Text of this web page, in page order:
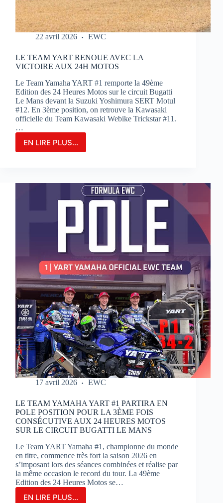
22 avril 2026 EWC
LE TEAM YART RENOUE AVEC LA
VICTOIRE AUX 24H MOTOS
Le Team Yamaha YART #1 remporte la 49ème
Edition des 24 Heures Motos sur le circuit Bugatti
Le Mans devant la Suzuki Yoshimura SERT Motul
#12. En 3ème position, on retrouve la Kawasaki
officielle du Team Kawasaki Webike Trickstar #11.
…
EN LIRE PLUS...
LE
AVEC
VICTOIRE
MOTOS
17 avril 2026 EWC
LE TEAM YAMAHA YART #1 PARTIRA EN
POLE POSITION POUR LA 3ÈME FOIS
CONSÉCUTIVE AUX 24 HEURES MOTOS
SUR LE CIRCUIT BUGATTI LE MANS
Le Team YART Yamaha #1, championne du monde
en titre, commence très fort la saison 2026 en
s’imposant lors des séances combinées et réalise par
la même occasion le record du tour. La 49ème
Edition des 24 Heures Motos se…
EN LIRE PLUS...
LE